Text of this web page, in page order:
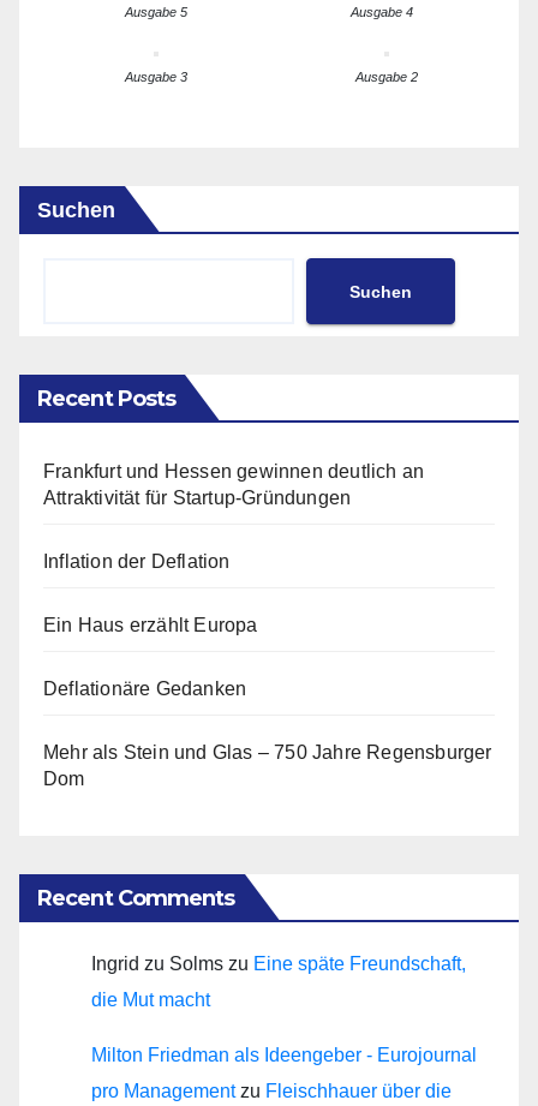
Ausgabe 5 Ausgabe 4
Ausgabe 3 Ausgabe 2
Suchen
Suchen
Recent Posts
Frankfurt und Hessen gewinnen deutlich an
Attraktivität für Startup-Gründungen
Inflation der Deflation
Ein Haus erzählt Europa
Deflationäre Gedanken
Mehr als Stein und Glas – 750 Jahre Regensburger
Dom
Recent Comments
Ingrid zu Solms zu Eine späte Freundschaft,
die Mut macht
Milton Friedman als Ideengeber - Eurojournal
pro Managementzu Fleischhauer über die